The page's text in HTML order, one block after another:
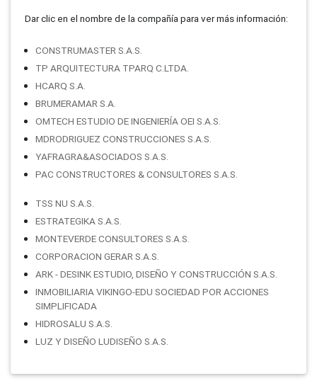
Dar clic en el nombre de la compañí­a para ver más información:
CONSTRUMASTER S.A.S.
TP ARQUITECTURA TPARQ C.LTDA.
HCARQ S.A.
BRUMERAMAR S.A.
OMTECH ESTUDIO DE INGENIERÍA OEI S.A.S.
MDRODRIGUEZ CONSTRUCCIONES S.A.S.
YAFRAGRA&ASOCIADOS S.A.S.
PAC CONSTRUCTORES & CONSULTORES S.A.S.
TSS NU S.A.S.
ESTRATEGIKA S.A.S.
MONTEVERDE CONSULTORES S.A.S.
CORPORACION GERAR S.A.S.
ARK - DESINK ESTUDIO, DISEÑO Y CONSTRUCCIÓN S.A.S.
INMOBILIARIA VIKINGO-EDU SOCIEDAD POR ACCIONES
SIMPLIFICADA
HIDROSALU S.A.S.
LUZ Y DISEÑO LUDISEÑO S.A.S.